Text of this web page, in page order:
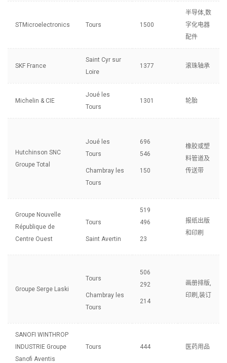
STMicroelectronics Tours 1500
半导体,数
字化电器
配件
SKF France
Saint Cyr sur
Loire
1377 滚珠轴承
Michelin & CIE
Joué les
Tours
1301 轮胎
Hutchinson SNC
Groupe Total
Joué les
Tours
Chambray les
Tours
696
546
150
橡胶或塑
料管道及
传送带
Groupe Nouvelle
République de
Centre Ouest
Tours
Saint Avertin
519
496
23
报纸出版
和印刷
Groupe Serge Laski
Tours
Chambray les
Tours
506
292
214
画册排版,
印刷,装订
SANOFI WINTHROP
INDUSTRIE Groupe
Sanofi Aventis
Tours 444 医药用品